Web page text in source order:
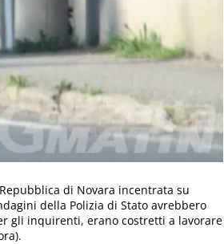
di Novara incentrata su
della Polizia di Stato avrebbero
gli inquirenti, erano costretti a lavorare